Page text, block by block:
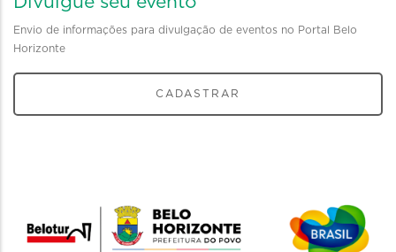
Envio de informações para divulgação de eventos no Portal Belo
Horizonte
CADASTRAR